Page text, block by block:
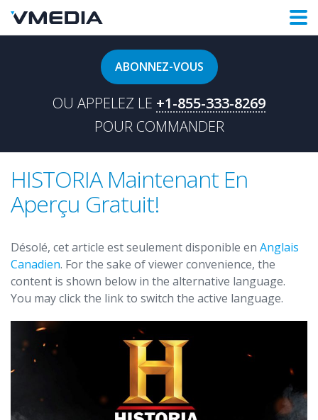
ABONNEZ-VOUS
OU APPELEZ LE +1-855-333-8269
POUR COMMANDER
HISTORIA Maintenant En
Aperçu Gratuit!
Désolé, cet article est seulement disponible en Anglais
Canadien. For the sake of viewer convenience, the
content is shown below in the alternative language.
You may click the link to switch the active language.